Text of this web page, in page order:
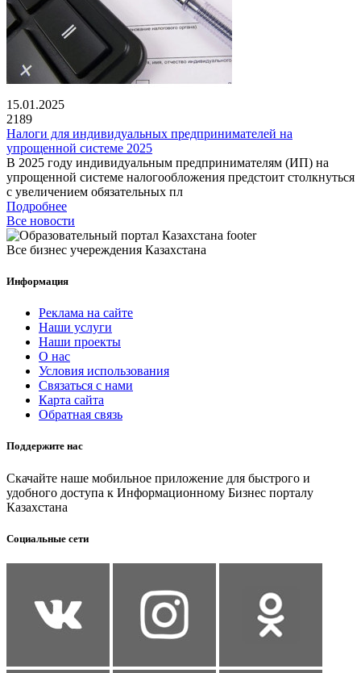
15.01.2025
2189
Налоги для индивидуальных предпринимателей на
упрощенной системе 2025
В 2025 году индивидуальным предпринимателям (ИП) на
упрощенной системе налогообложения предстоит столкнуться
с увеличением обязательных пл
Подробнее
Все новости
Все бизнес учереждения Казахстана
Информация
Реклама на сайте
Наши услуги
Наши проекты
О нас
Условия использования
Связаться с нами
Карта сайта
Обратная связь
Поддержите нас
Скачайте наше мобильное приложение для быстрого и
удобного доступа к Информационному Бизнес порталу
Казахстана
Социальные сети